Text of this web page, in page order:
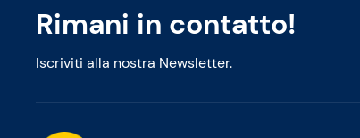
Rimani in contatto!
Iscriviti alla nostra Newsletter.